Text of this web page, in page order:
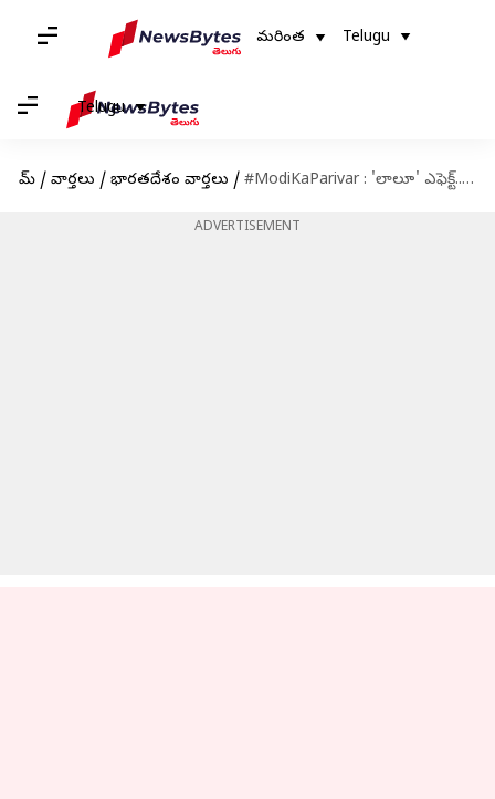
మరింత Telugu
Telugu
హోమ్ / వార్తలు / భారతదేశం వార్తలు / #ModiKaParivar : 'లాలూ' ఎఫెక్ట్.. సోషల్ మీడియాలో బీజేపీ 'మోదీ కా పరివార్' ప్రచారం
ADVERTISEMENT